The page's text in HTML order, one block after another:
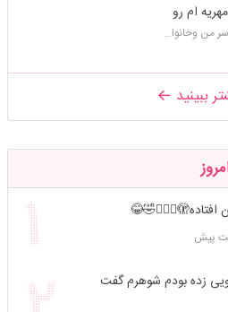
ام رو
من وخانوا...
ببینید
زده بودم شوهرم گفت